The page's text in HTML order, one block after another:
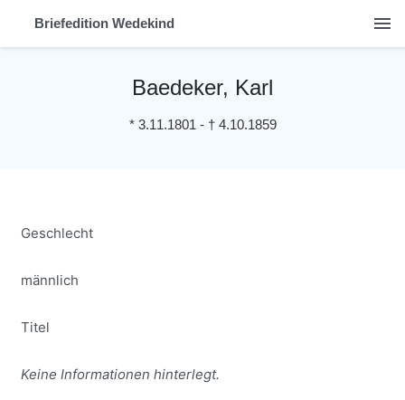
Briefedition Wedekind menu
Baedeker, Karl
* 3.11.1801 - † 4.10.1859
Geschlecht
männlich
Titel
Keine Informationen hinterlegt.